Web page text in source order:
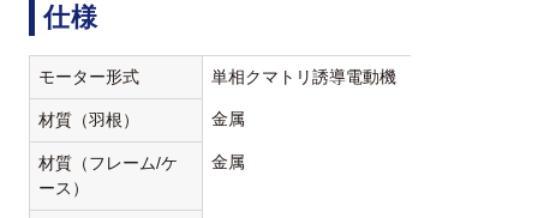
仕様
モーター形式 単相クマトリ誘導電動機
材質（羽根） 金属
材質（フレーム/ケ
ース）
金属